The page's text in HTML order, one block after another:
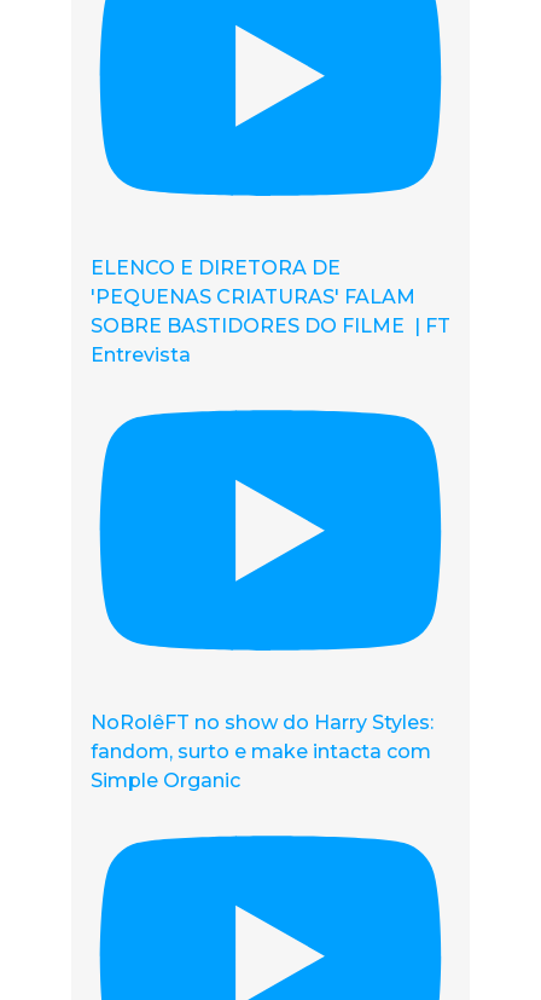
ELENCO E DIRETORA DE
'PEQUENAS CRIATURAS' FALAM
SOBRE BASTIDORES DO FILME | FT
Entrevista
NoRolêFT no show do Harry Styles:
fandom, surto e make intacta com
Simple Organic